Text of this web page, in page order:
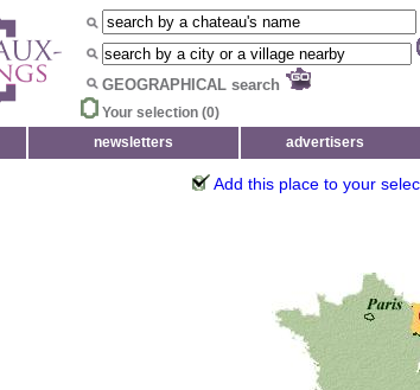
GEOGRAPHICAL search
Your selection (0)
newsletters advertisers
Add this place to your